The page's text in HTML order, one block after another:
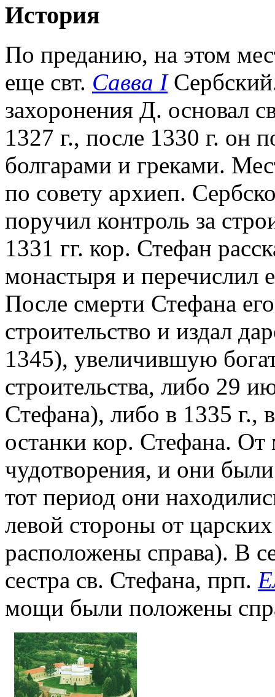
История
По преданию, на этом
еще свт. Савва I
захоронения Д. основал
1327 г., после 1330 г. он
болгарами и греками.
по совету архиеп.
поручил контроль за
1331 гг. кор. Стефан
монастыря и перечислил
После смерти Стефана
строительство и издал
1345), увеличившую
строительства, либо 29
Стефана), либо в 1335 г.,
останки кор. Стефана.
чудотворения, и они
тот период они
левой стороны от
расположены справа). В
сестра св. Стефана, прп.
мощи были положены